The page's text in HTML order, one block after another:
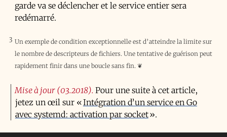
garde va se déclencher et le service entier sera
redémarré.
3 Un exemple de condition exceptionnelle est d’atteindre la limite sur
le nombre de descripteurs de fichiers. Une tentative de guérison peut
rapidement finir dans une boucle sans fin. ❦
Mise à jour (03.2018) Pour une suite à cet article,
jetez un œil sur «Intégration d’un service en Go
avec systemd: activation par socket».